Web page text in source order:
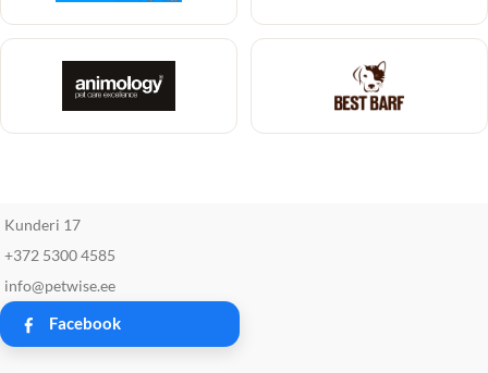
Kunderi 17
+372 5300 4585
info@petwise.ee
Facebook